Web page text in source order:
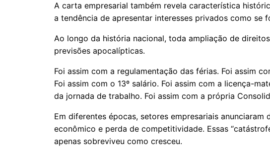
A carta empresarial também revela característica
a tendência de apresentar interesses privados como se
Ao longo da história nacional, toda ampliação de
previsões apocalípticas.
Foi assim com a regulamentação das férias. Foi assim
Foi assim com o 13º salário. Foi assim com a licença-
da jornada de trabalho. Foi assim com a própria
Em diferentes épocas, setores empresariais anunciaram
econômico e perda de competitividade. Essas
apenas sobreviveu como cresceu.